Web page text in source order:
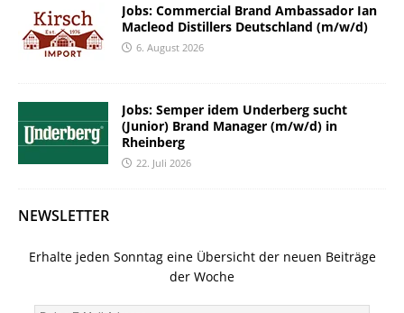
Jobs: Commercial Brand Ambassador Ian
Macleod Distillers Deutschland (m/w/d)
6. August 2026
Jobs: Semper idem Underberg sucht
(Junior) Brand Manager (m/w/d) in
Rheinberg
22. Juli 2026
NEWSLETTER
Erhalte jeden Sonntag eine Übersicht der neuen Beiträge
der Woche